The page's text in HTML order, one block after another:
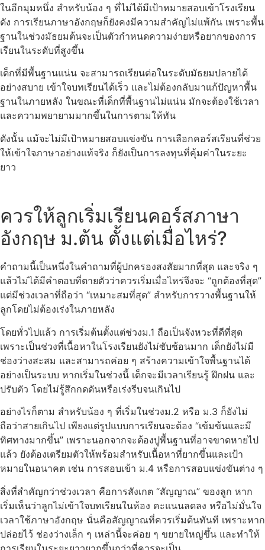
ในอีกมุมหนึ่ง สำหรับน้อง ๆ ที่ไม่ได้มีเป้าหมายสอบเข้าโรงเรียน
ดัง การเรียนภาษาอังกฤษก็ยังคงมีความสำคัญไม่แพ้กัน เพราะพื้น
ฐานในช่วงมัธยมต้นจะเป็นตัวกำหนดความง่ายหรือยากของการ
เรียนในระดับที่สูงขึ้น
เด็กที่มีพื้นฐานแน่น จะสามารถเรียนต่อในระดับมัธยมปลายได้
อย่างสบาย เข้าใจบทเรียนได้เร็ว และไม่ต้องกลับมาแก้ปัญหาพื้น
ฐานในภายหลัง ในขณะที่เด็กที่พื้นฐานไม่แน่น มักจะต้องใช้เวลา
และความพยายามมากขึ้นในการตามให้ทัน
ดังนั้น แม้จะไม่มีเป้าหมายสอบแข่งขัน การเลือกคอร์สเรียนที่ช่วย
ให้เข้าใจภาษาอย่างแท้จริง ก็ยังเป็นการลงทุนที่คุ้มค่าในระยะ
ยาว
ควรให้ลูกเริ่มเรียนคอร์สภาษา
อังกฤษ ม.ต้น ตั้งแต่เมื่อไหร่?
คำถามนี้เป็นหนึ่งในคำถามที่ผู้ปกครองสงสัยมากที่สุด และจริง ๆ
แล้วไม่ได้มีคำตอบที่ตายตัวว่าควรเริ่มเมื่อไหร่จึงจะ “ถูกต้องที่สุด”
แต่มีช่วงเวลาที่ถือว่า “เหมาะสมที่สุด” สำหรับการวางพื้นฐานให้
ลูกโดยไม่ต้องเร่งในภายหลัง
โดยทั่วไปแล้ว การเริ่มต้นตั้งแต่ช่วงม.1 ถือเป็นจังหวะที่ดีที่สุด
เพราะเป็นช่วงที่เนื้อหาในโรงเรียนยังไม่ซับซ้อนมาก เด็กยังไม่มี
ช่องว่างสะสม และสามารถค่อย ๆ สร้างความเข้าใจพื้นฐานได้
อย่างเป็นระบบ หากเริ่มในช่วงนี้ เด็กจะมีเวลาเรียนรู้ ฝึกฝน และ
ปรับตัว โดยไม่รู้สึกกดดันหรือเร่งรีบจนเกินไป
อย่างไรก็ตาม สำหรับน้อง ๆ ที่เริ่มในช่วงม.2 หรือ ม.3 ก็ยังไม่
ถือว่าสายเกินไป เพียงแต่รูปแบบการเรียนจะต้อง “เข้มข้นและมี
ทิศทางมากขึ้น” เพราะนอกจากจะต้องปูพื้นฐานที่อาจขาดหายไป
แล้ว ยังต้องเตรียมตัวให้พร้อมสำหรับเนื้อหาที่ยากขึ้นและเป้า
หมายในอนาคต เช่น การสอบเข้า ม.4 หรือการสอบแข่งขันต่าง ๆ
สิ่งที่สำคัญกว่าช่วงเวลา คือการสังเกต “สัญญาณ” ของลูก หาก
เริ่มเห็นว่าลูกไม่เข้าใจบทเรียนในห้อง คะแนนลดลง หรือไม่มั่นใจ
เวลาใช้ภาษาอังกฤษ นั่นคือสัญญาณที่ควรเริ่มต้นทันที เพราะหาก
ปล่อยไว้ ช่องว่างเล็ก ๆ เหล่านี้จะค่อย ๆ ขยายใหญ่ขึ้น และทำให้